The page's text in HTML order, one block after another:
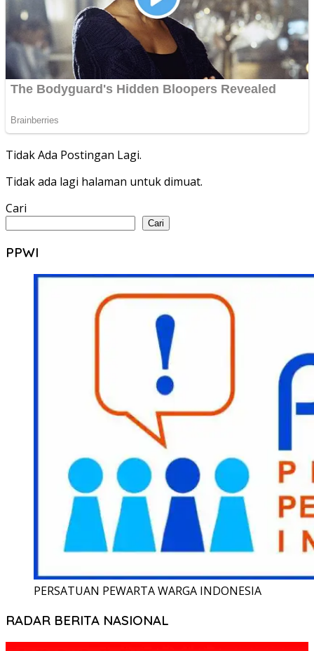
Tidak Ada Postingan Lagi.
Tidak ada lagi halaman untuk dimuat.
Cari
Cari
PPWI
PERSATUAN PEWARTA WARGA INDONESIA
RADAR BERITA NASIONAL